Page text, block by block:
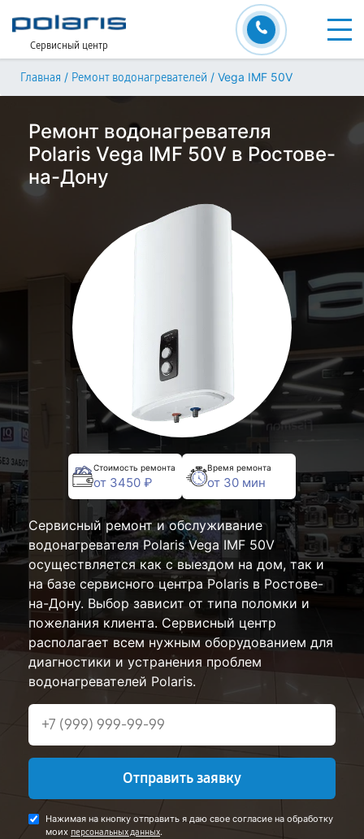
Сервисный центр
Главная / Ремонт водонагревателей / Vega IMF 50V
Ремонт водонагревателя
Polaris Vega IMF 50V в Ростове-
на-Дону
Стоимость ремонта
от 3450 ₽
Время ремонта
от 30 мин
Сервисный ремонт и обслуживание
водонагревателя Polaris Vega IMF 50V
осуществляется как с выездом на дом, так и
на базе сервисного центра Polaris в Ростове-
на-Дону. Выбор зависит от типа поломки и
пожелания клиента. Сервисный центр
располагает всем нужным оборудованием для
диагностики и устранения проблем
водонагревателей Polaris.
Отправить заявку
Нажимая на кнопку отправить я даю свое согласие на обработку
моих персональных данных.